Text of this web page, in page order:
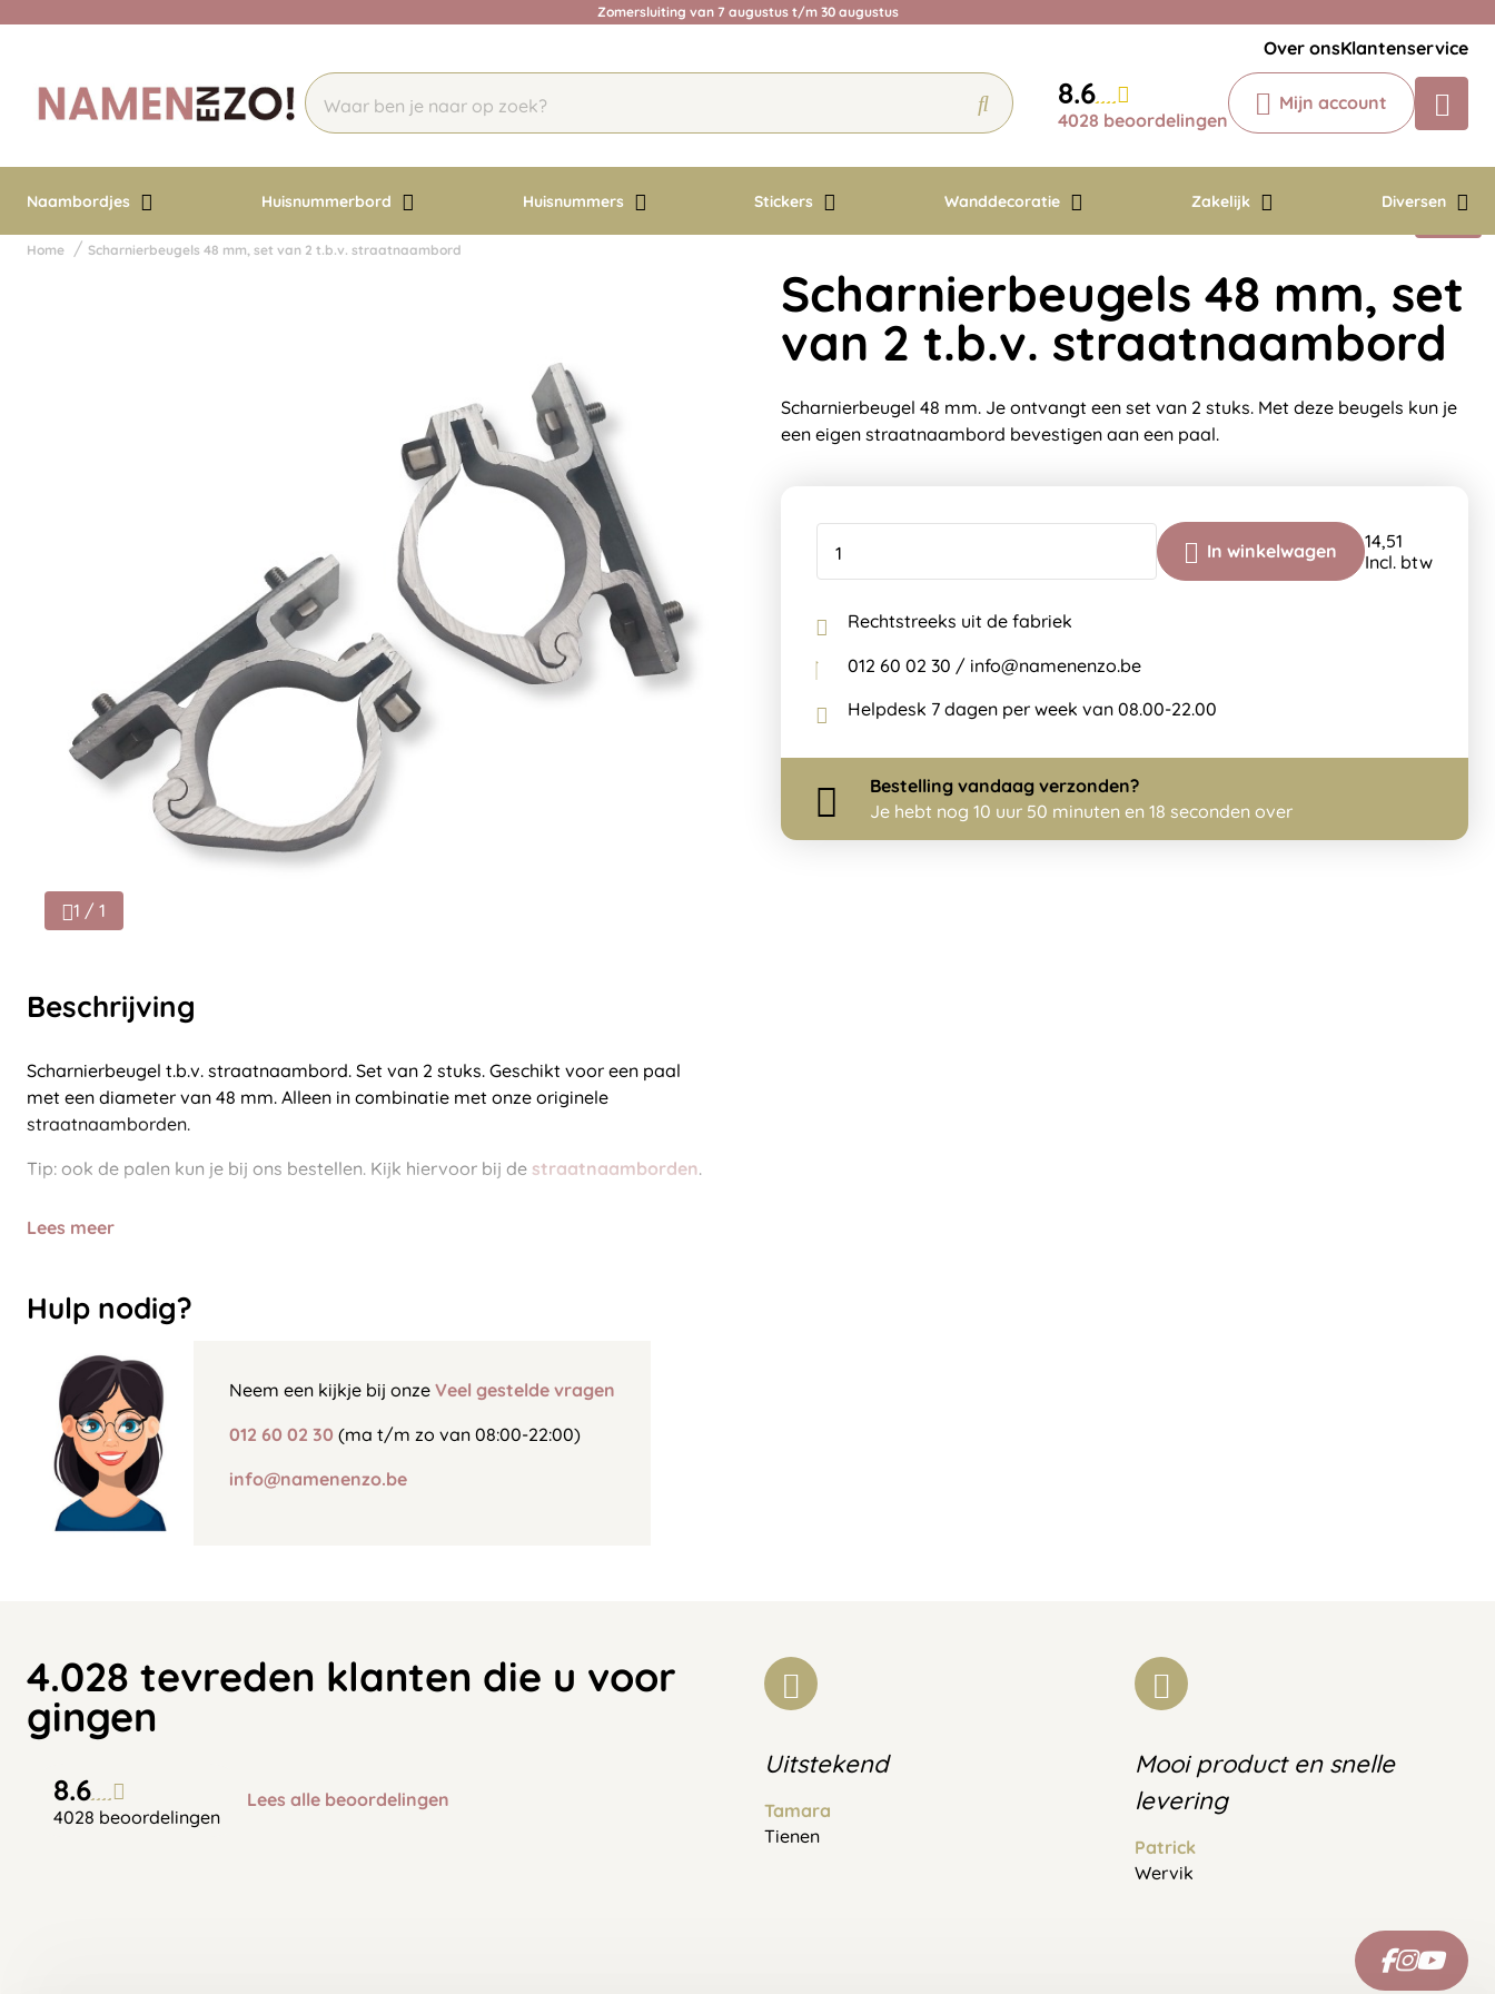
Zomersluiting van 7 augustus t/m 30 augustus
Over onsKlantenservice
8.6
4028 beoordelingen
Mijn account
Naambordjes Huisnummerbord Huisnummers Stickers Wanddecoratie Zakelijk Diversen
Chatbot
Chat 24/7 met onze chatbot voor
Contact
Home Scharnierbeugels 48 mm, set van 2 t.b.v. straatnaambord
1 / 1
Beschrijving
Scharnierbeugel t.b.v. straatnaambord. Set van 2 stuks. Geschikt voor een paal
met een diameter van 48 mm. Alleen in combinatie met onze originele
straatnaamborden.
Tip: ook de palen kun je bij ons bestellen. Kijk hiervoor bij de straatnaamborden.
Lees meer
Hulp nodig?
Neem een kijkje bij onze Veel gestelde vragen
012 60 02 30 (ma t/m zo van 08:00-22:00)
info@namenenzo.be
Scharnierbeugels 48 mm, set
van 2 t.b.v. straatnaambord
Scharnierbeugel 48 mm. Je ontvangt een set van 2 stuks. Met deze beugels kun je
een eigen straatnaambord bevestigen aan een paal.
In winkelwagen
14,51
Incl. btw
Rechtstreeks uit de fabriek
012 60 02 30 / info@namenenzo.be
Helpdesk 7 dagen per week van 08.00-22.00
Bestelling vandaag verzonden?
Je hebt nog 10 uur 50 minuten en 17 seconden over
4.028 tevreden klanten die u voor
gingen
8.6
4028 beoordelingen
Lees alle beoordelingen
Uitstekend
Tamara
Tienen
Mooi product en snelle
levering
Patrick
Wervik